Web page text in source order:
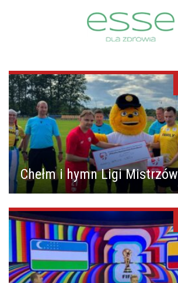
Chełm i hymn Ligi Mistrzów